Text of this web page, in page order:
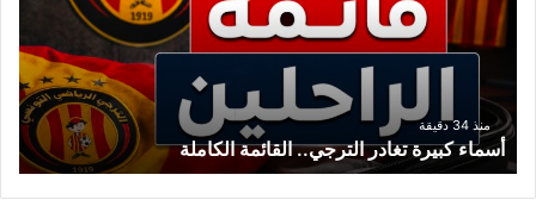
القائمة
الكاملة
منذ 34 دقيقة
أسماء كبيرة تغادر الترجي.. القائمة الكاملة